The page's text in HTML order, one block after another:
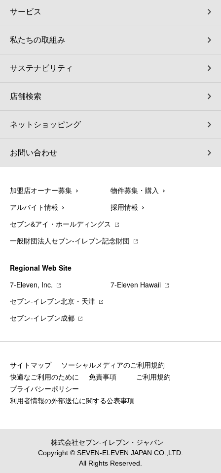
ソフトバンクギフト
サービス
私たちの取組み
サステナビリティ
店舗検索
ネットショッピング
お問い合わせ
加盟店オーナー募集 物件募集・購入
アルバイト情報 採用情報
セブン&アイ・ホールディングス
一般財団法人セブン-イレブン記念財団
Regional Web Site
7‐Eleven, Inc.
7‐Eleven Hawaii
セブン‐イレブン北京・天津
セブン‐イレブン成都
サイトマップ
ソーシャルメディアのご利用規約
快適なご利用のために
免責事項
ご利用規約
プライバシーポリシー
利用者情報の外部送信に関する公表事項
株式会社セブン‐イレブン・ジャパン
Copyright © SEVEN-ELEVEN JAPAN CO.,LTD.
All Rights Reserved.